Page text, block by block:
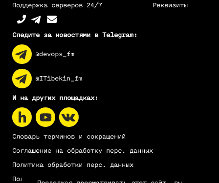
Реквизиты
Поддержка серверов 24/7
Следите за новостями в Telegram:
@devops_fm
@ITibekin_fm
И на других площадках:
Словарь терминов и сокращений
Соглашение на обработку перс. данных
Политика обработки перс. данных
Пользовательское соглашение